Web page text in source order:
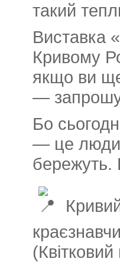
такий
Виставка
Кривому
якщо ви
—
Бо
— це люди,